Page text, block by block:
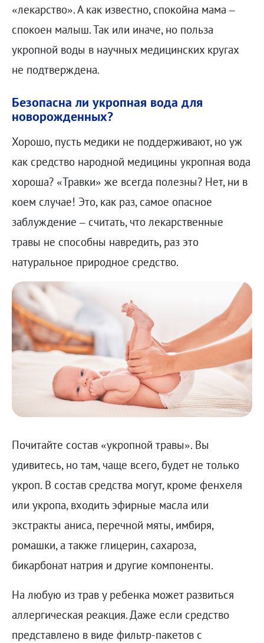
«лекарство». А как известно, спокойна мама –
спокоен малыш. Так или иначе, но польза
укропной воды в научных медицинских кругах
не подтверждена.
Безопасна ли укропная вода для
новорожденных?
Хорошо, пусть медики не поддерживают, но уж
как средство народной медицины укропная вода
хороша? «Травки» же всегда полезны? Нет, ни в
коем случае! Это, как раз, самое опасное
заблуждение – считать, что лекарственные
травы не способны навредить, раз это
натуральное природное средство.
Почитайте состав «укропной травы». Вы
удивитесь, но там, чаще всего, будет не только
укроп. В состав средства могут, кроме фенхеля
или укропа, входить эфирные масла или
экстракты аниса, перечной мяты, имбиря,
ромашки, а также глицерин, сахароза,
бикарбонат натрия и другие компоненты.
На любую из трав у ребенка может развиться
аллергическая реакция. Даже если средство
представлено в виде фильтр-пакетов с